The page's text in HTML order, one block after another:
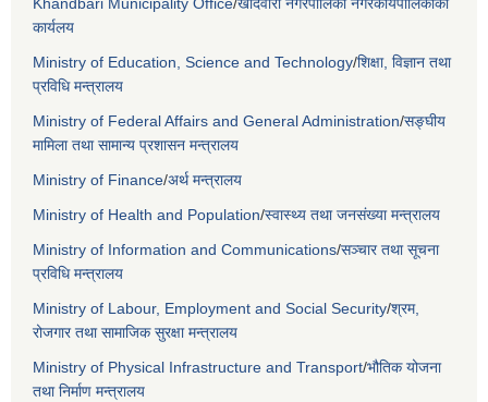
कार्यलय
Ministry of Education, Science and Technology/शिक्षा, विज्ञान तथा
प्रविधि मन्त्रालय
Ministry of Federal Affairs and General Administration/सङ्घीय
मामिला तथा सामान्य प्रशासन मन्त्रालय
Ministry of Finance/अर्थ मन्त्रालय
Ministry of Health and Population/स्वास्थ्य तथा जनसंख्या मन्त्रालय
Ministry of Information and Communications/सञ्चार तथा सूचना
प्रविधि मन्त्रालय
Ministry of Labour, Employment and Social Security/श्रम,
रोजगार तथा सामाजिक सुरक्षा मन्त्रालय
Ministry of Physical Infrastructure and Transport/भौतिक योजना
तथा निर्माण मन्त्रालय